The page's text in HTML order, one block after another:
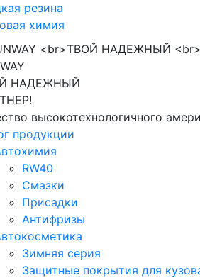
резина
химия
НАДЕЖНЫЙ
высокотехнологичного
продукции
RW40
Смазки
Присадки
Антифризы
Зимняя серия
Защитные покрытия для